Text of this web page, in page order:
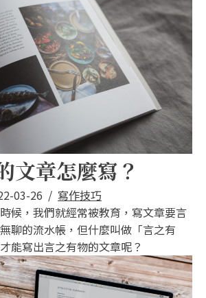
文章怎麼寫？
03-26 / 寫作技巧
候，我們就經常被教育，寫文章要言
聊的流水帳，但什麼叫做「言之有
能寫出言之有物的文章呢？